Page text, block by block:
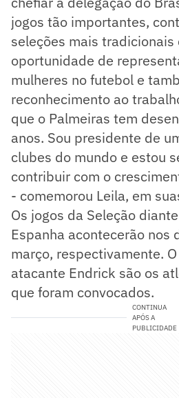
jogos tão importantes,
seleções mais tradicionais
oportunidade de
mulheres no futebol e
reconhecimento ao
que o Palmeiras tem
anos. Sou presidente de
clubes do mundo e estou
contribuir com o
- comemorou Leila, em
Os jogos da Seleção
Espanha acontecerão nos
março, respectivamente.
atacante Endrick são os
que foram convocados.
CONTINUA
APÓS A
PUBLICIDADE